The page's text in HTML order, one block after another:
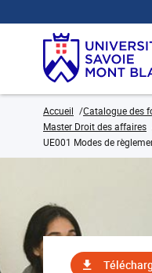
Accueil Catalogue des
Master Droit des affaires
UE001 Modes de